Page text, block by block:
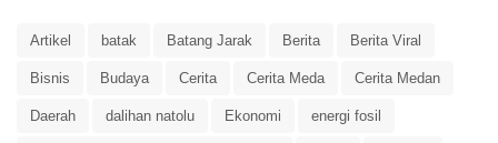
Artikel batak Batang Jarak Berita Berita Viral
Bisnis Budaya Cerita Cerita Meda Cerita Medan
Daerah dalihan natolu Ekonomi energi fosil